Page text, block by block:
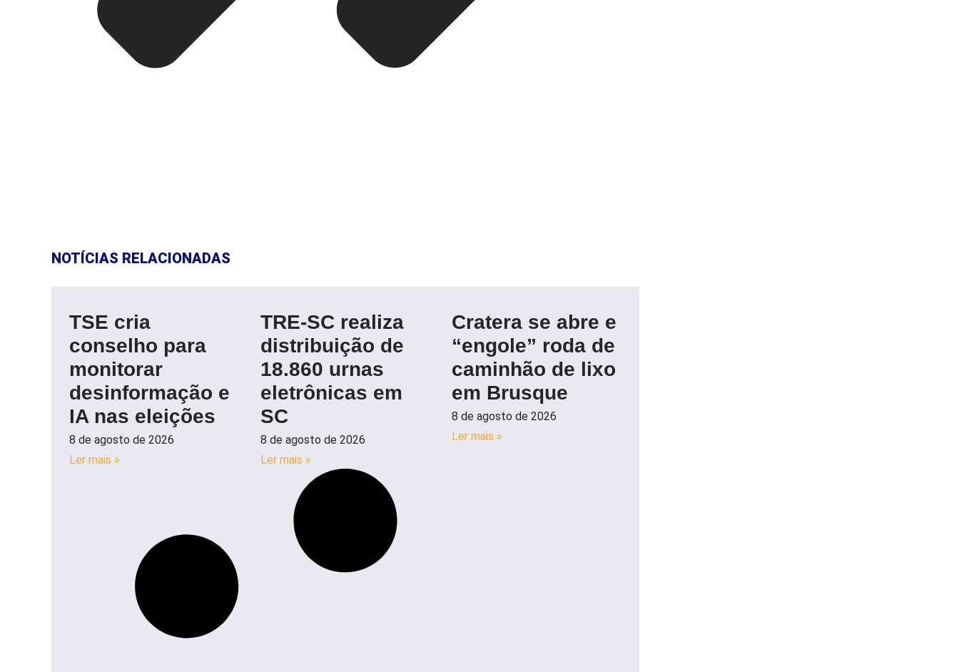
NOTÍCIAS RELACIONADAS
TSE cria
conselho para
monitorar
desinformação e
IA nas eleições
8 de agosto de 2026
Ler mais »
TRE-SC realiza
distribuição de
18.860 urnas
eletrônicas em
SC
8 de agosto de 2026
Ler mais »
Cratera se abre e
“engole” roda de
caminhão de lixo
em Brusque
8 de agosto de 2026
Ler mais »